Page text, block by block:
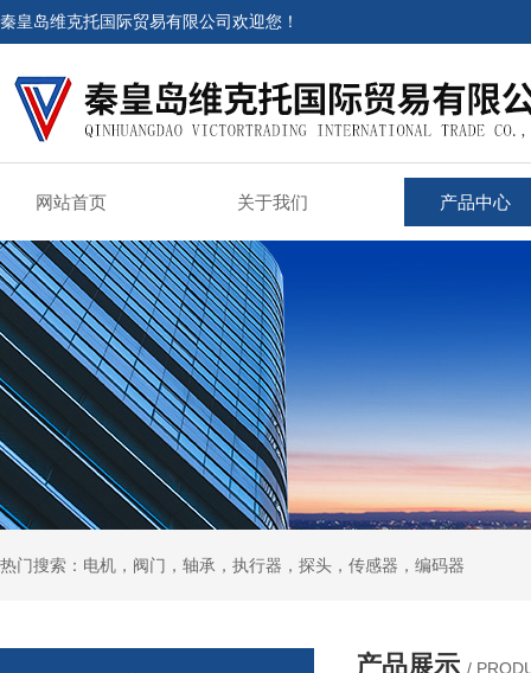
秦皇岛维克托国际贸易有限公司欢迎您！
网站首页 关于我们 产品中心
热门搜索：电机，阀门，轴承，执行器，探头，传感器，编码器
产品展示 /